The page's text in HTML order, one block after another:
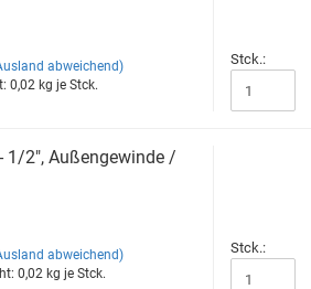
abweichend)
0,02kg je Stck.
Stck.:
1/2", Au­ßen­ge­win­de /
abweichend)
0,02kg je Stck.
Stck.: